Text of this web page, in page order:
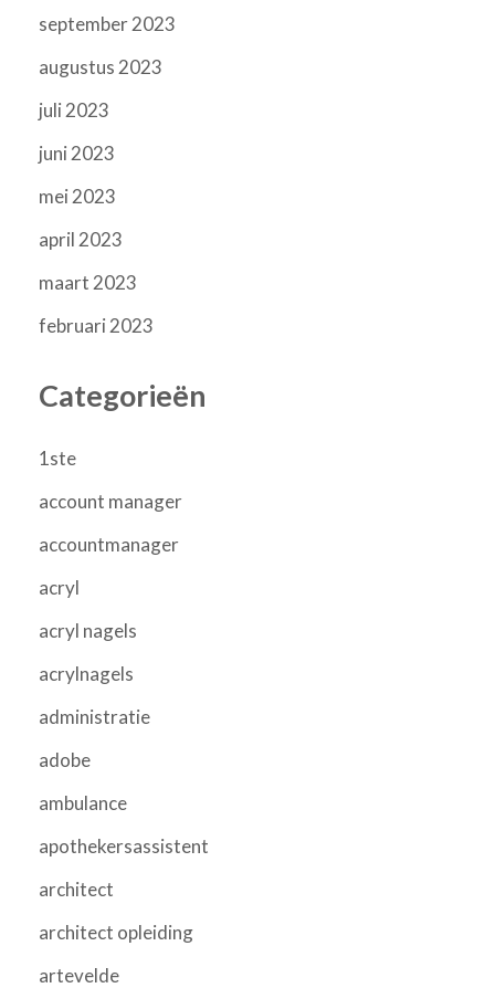
september 2023
augustus 2023
juli 2023
juni 2023
mei 2023
april 2023
maart 2023
februari 2023
Categorieën
1ste
account manager
accountmanager
acryl
acryl nagels
acrylnagels
administratie
adobe
ambulance
apothekersassistent
architect
architect opleiding
artevelde